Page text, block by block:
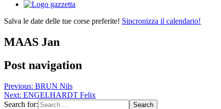
Salva le date delle tue corse preferite! Sincronizza il calendario!
MAAS Jan
Post navigation
Previous: BRUN Nils
Next: ENGELHARDT Felix
Search for: